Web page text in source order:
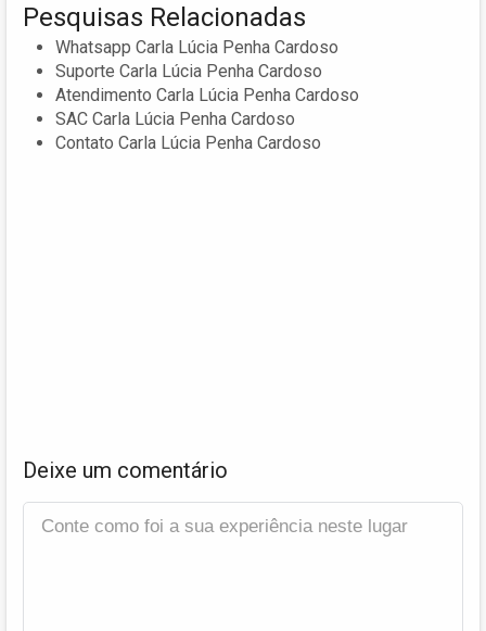
Pesquisas Relacionadas
Whatsapp Carla Lúcia Penha Cardoso
Suporte Carla Lúcia Penha Cardoso
Atendimento Carla Lúcia Penha Cardoso
SAC Carla Lúcia Penha Cardoso
Contato Carla Lúcia Penha Cardoso
Deixe um comentário